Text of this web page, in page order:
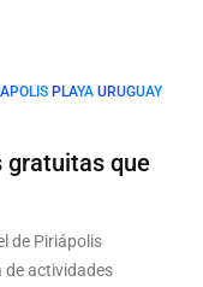
PLAYA URUGUAY
gratuitas que
de Piriápolis
de actividades